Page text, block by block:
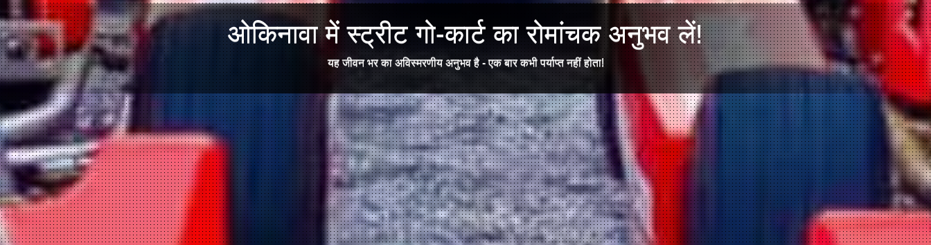
ओकिनावा में स्ट्रीट गो-कार्ट का रोमांचक अनुभव लें!
यह जीवन भर का अविस्मरणीय अनुभव है - एक बार कभी पर्याप्त नहीं होता!